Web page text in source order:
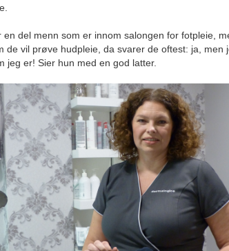
en del menn som er innom salongen for fotpleie,
de vil prøve hudpleie, da svarer de oftest: ja, men
jeg er! Sier hun med en god latter.